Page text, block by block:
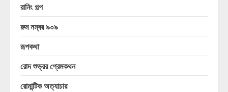
রানিং গল্প
রুম নম্বর ৯০৯
রূপকথা
রোদ শুভ্রর প্রেমকথন
রোমান্টিক অত্যাচার